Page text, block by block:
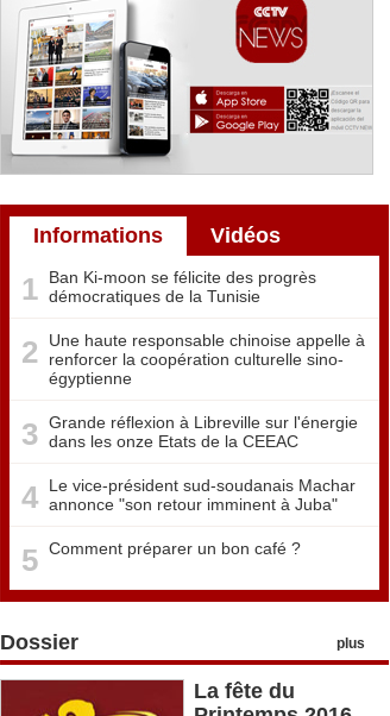
Informations Vidéos
1
Ban Ki-moon se félicite des progrès
démocratiques de la Tunisie
2
Une haute responsable chinoise appelle à
renforcer la coopération culturelle sino-
égyptienne
3 Grande réflexion à Libreville sur l'énergie
dans les onze Etats de la CEEAC
4
Le vice-président sud-soudanais Machar
annonce "son retour imminent à Juba"
5 Comment préparer un bon café ?
Dossier plus
La fête du